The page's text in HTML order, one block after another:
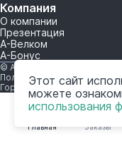
Главная Заказы
Компания
О компании
Презентация
А-Велком
А-Бонус
© A-AC.RU 2015-2026. Все
Политика обработки
Горячая линия
Этот сайт
можете
использования